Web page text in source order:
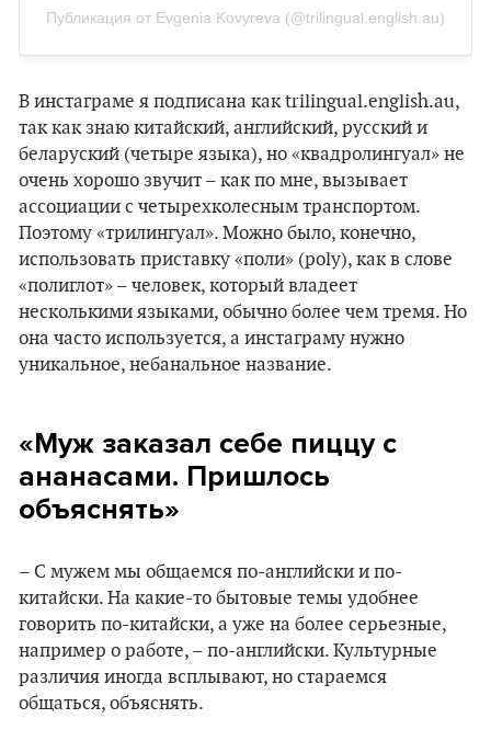
Публикация от Evgenia Kovyreva (@trilingual.english.au)
В инстаграме я подписана как trilingual.english.au,
так как знаю китайский, английский, русский и
беларуский (четыре языка), но «квадролингуал» не
очень хорошо звучит – как по мне, вызывает
ассоциации с четырехколесным транспортом.
Поэтому «трилингуал». Можно было, конечно,
использовать приставку «поли» (poly), как в слове
«полиглот» – человек, который владеет
несколькими языками, обычно более чем тремя. Но
она часто используется, а инстаграму нужно
уникальное, небанальное название.
«Муж заказал себе пиццу с
ананасами. Пришлось
объяснять»
– С мужем мы общаемся по-английски и по-
китайски. На какие-то бытовые темы удобнее
говорить по-китайски, а уже на более серьезные,
например о работе, – по-английски. Культурные
различия иногда всплывают, но стараемся
общаться, объяснять.